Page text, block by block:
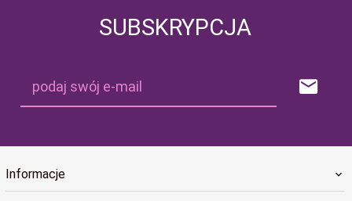
SUBSKRYPCJA
podaj swój e-mail
Informacje